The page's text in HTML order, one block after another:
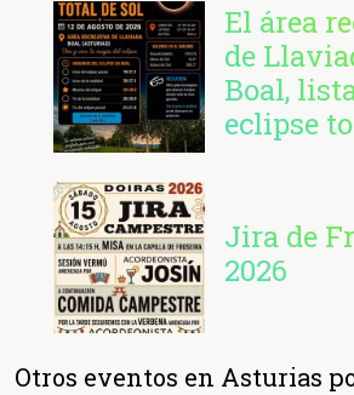
El área
de
Boal,
eclipse
Jira de
2026
Otros eventos en Asturias